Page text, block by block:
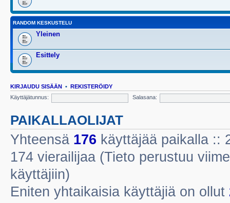
RANDOM KESKUSTELU
Yleinen
Esittely
KIRJAUDU SISÄÄN • REKISTERÖIDY
Käyttäjätunnus:
Salasana:
PAIKALLAOLIJAT
Yhteensä 176 käyttäjää paikalla ::
174 vierailijaa (Tieto perustuu
käyttäjiin)
Eniten yhtaikaisia käyttäjiä on ollut